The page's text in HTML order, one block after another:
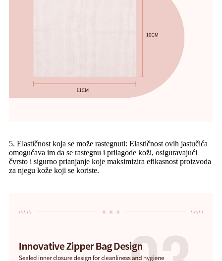
5. Elastičnost koja se može rastegnuti: Elastičnost ovih jastučića
omogućava im da se rastegnu i prilagode koži, osiguravajući
čvrsto i sigurno prianjanje koje maksimizira efikasnost proizvoda
za njegu kože koji se koriste.